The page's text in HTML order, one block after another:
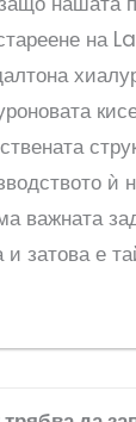
на
ѝ
важната
и затова е